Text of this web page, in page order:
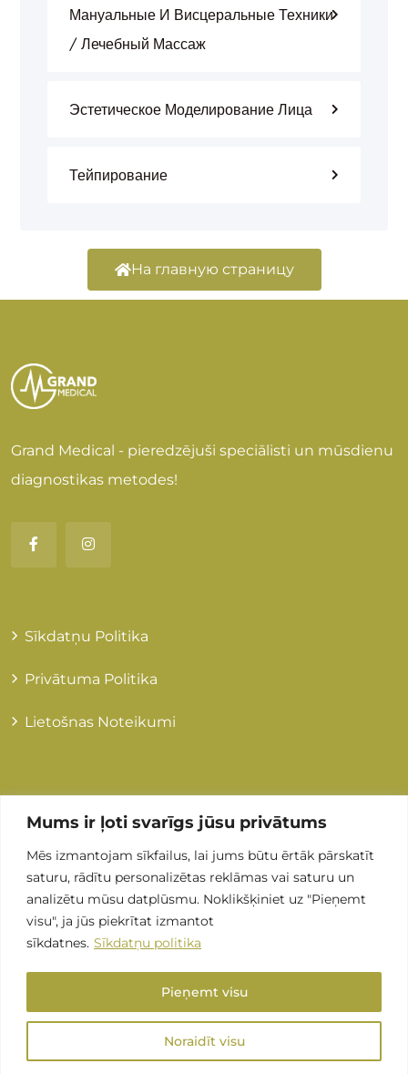
Mums ir ļoti svarīgs jūsu privātums
Mēs izmantojam sīkfailus, lai jums būtu ērtāk pārskatīt
saturu, rādītu personalizētas reklāmas vai saturu un
analizētu mūsu datplūsmu. Noklikšķiniet uz "Pieņemt
visu", ja jūs piekrītat izmantot
sīkdatnes. Sīkdatņu politika
Noraidīt visu
Pieņemt visu
Мануальные И Висцеральные Техники
/ Лечебный Массаж
Эстетическое Моделирование Лица
Тейпирование
На главную страницу
Grand Medical - pieredzējuši speciālisti un mūsdienu
diagnostikas metodes!
Sīkdatņu Politika
Privātuma Politika
Lietošnas Noteikumi
Kontakti
+371 255 89 505
Info@grandmedical.lv
Stirnu iela 8, LV-1082, Rīga (ARS Valeo)
SIA “Smart Diagnostic” © 2026